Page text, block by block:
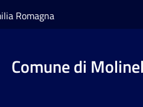
Romagna
Comune di